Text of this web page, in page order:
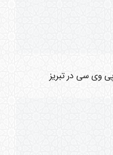
وی سی در تبریز